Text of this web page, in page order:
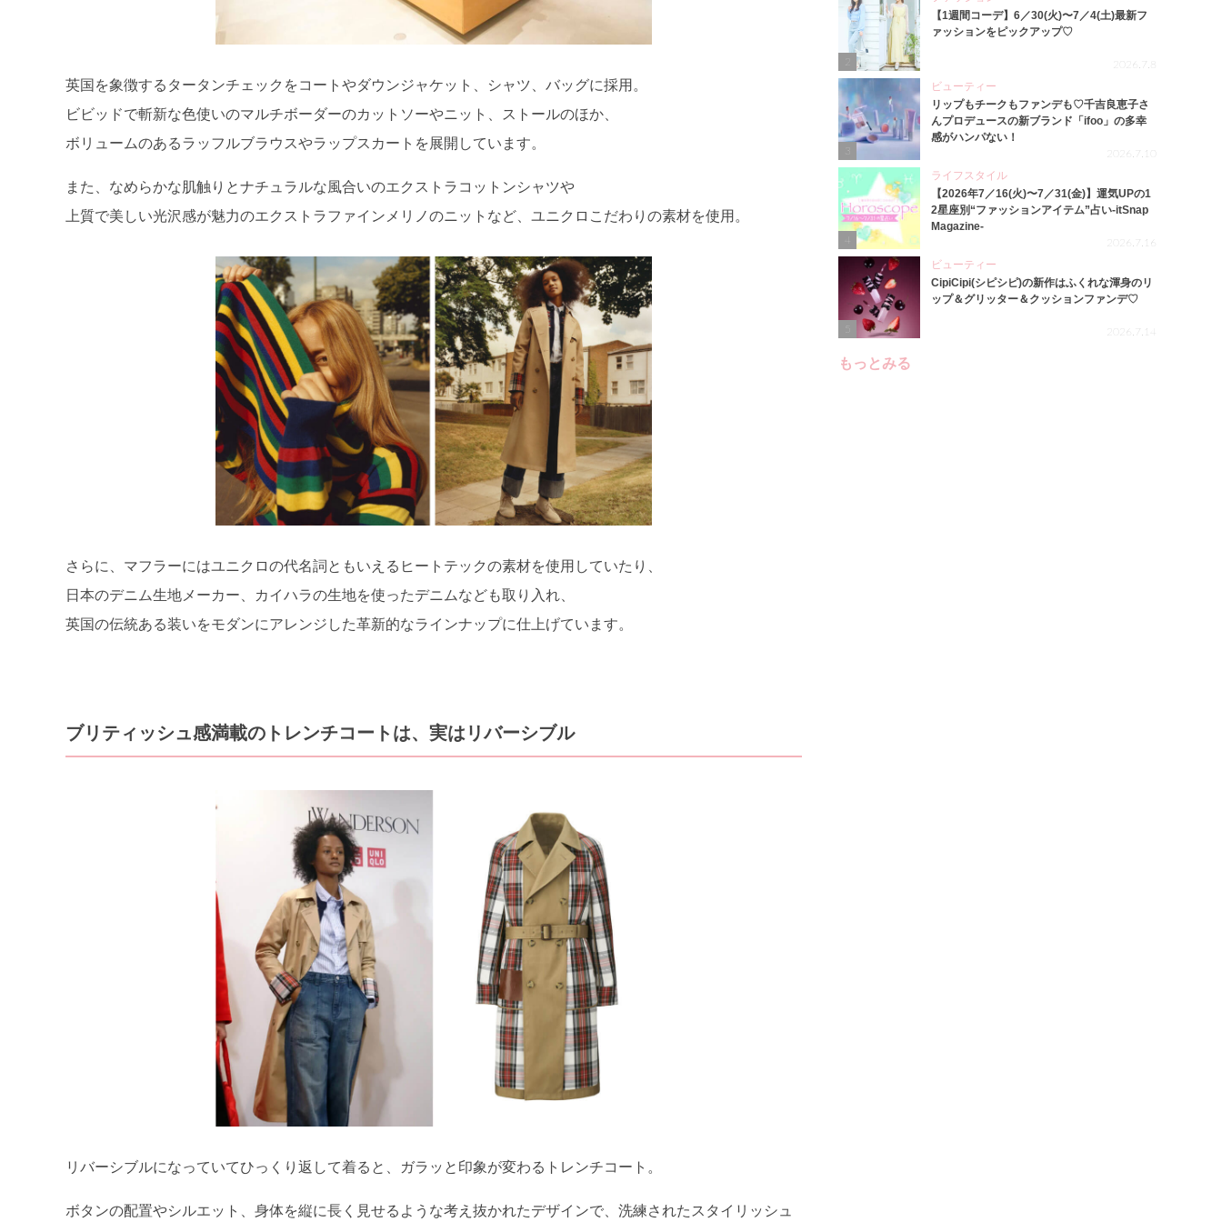
英国を象徴するタータンチェックをコートやダウンジャケット、シャツ、バッグに採用。
ビビッドで斬新な色使いのマルチボーダーのカットソーやニット、ストールのほか、
ボリュームのあるラッフルブラウスやラップスカートを展開しています。
また、なめらかな肌触りとナチュラルな風合いのエクストラコットンシャツや
上質で美しい光沢感が魅力のエクストラファインメリノのニットなど、ユニクロこだわりの素材を使用。
さらに、マフラーにはユニクロの代名詞ともいえるヒートテックの素材を使用していたり、
日本のデニム生地メーカー、カイハラの生地を使ったデニムなども取り入れ、
英国の伝統ある装いをモダンにアレンジした革新的なラインナップに仕上げています。
ブリティッシュ感満載のトレンチコートは、実はリバーシブル
リバーシブルになっていてひっくり返して着ると、ガラッと印象が変わるトレンチコート。
ボタンの配置やシルエット、身体を縦に長く見せるような考え抜かれたデザインで、洗練されたスタイリッシュ
【1週間コーデ】6／30(火)〜7／4(土)最新フ
ァッションをピックアップ♡
2026.7.8
3
ビューティー
リップもチークもファンデも♡千吉良恵子さ
んプロデュースの新ブランド「ifoo」の多幸
感がハンパない！
2026.7.10
4
ライフスタイル
【2026年7／16(火)〜7／31(金)】運気UPの1
2星座別“ファッションアイテム”占い-itSnap
Magazine-
2026.7.16
ビューティー
CipiCipi(シピシピ)の新作はふくれな渾身のリ
ップ＆グリッター＆クッションファンデ♡
2026.7.14
もっとみる